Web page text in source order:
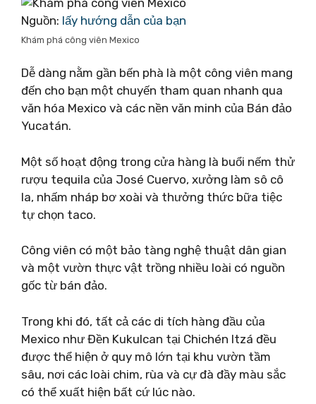
Nguồn: lấy hướng dẫn của bạn
Khám phá công viên Mexico
Dễ dàng nằm gần bến phà là một công viên mang
đến cho bạn một chuyến tham quan nhanh qua
văn hóa Mexico và các nền văn minh của Bán đảo
Yucatán.
Một số hoạt động trong cửa hàng là buổi nếm thử
rượu tequila của José Cuervo, xưởng làm sô cô
la, nhấm nháp bơ xoài và thưởng thức bữa tiệc
tự chọn taco.
Công viên có một bảo tàng nghệ thuật dân gian
và một vườn thực vật trồng nhiều loài có nguồn
gốc từ bán đảo.
Trong khi đó, tất cả các di tích hàng đầu của
Mexico như Đền Kukulcan tại Chichén Itzá đều
được thể hiện ở quy mô lớn tại khu vườn tầm
sâu, nơi các loài chim, rùa và cự đà đầy màu sắc
có thể xuất hiện bất cứ lúc nào.